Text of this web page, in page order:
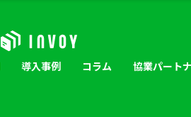
導入事例 コラム 協業パート